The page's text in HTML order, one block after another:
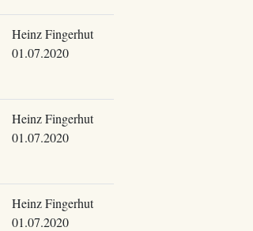
Heinz Fingerhut
01.07.2020
Heinz Fingerhut
01.07.2020
Heinz Fingerhut
01.07.2020